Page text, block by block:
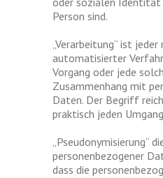
Person sind.
„Verarbeitung“ ist
automatisierter
Vorgang oder jede
Zusammenhang mit
Daten. Der Begriff
praktisch jeden
„Pseudonymisierung“
personenbezogener
dass die